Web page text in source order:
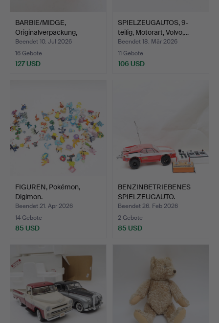
BARBIE/MIDGE,
Originalverpackung,
gestempe…
Beendet 10. Jul 2026
16 Gebote
127 USD
SPIELZEUGAUTOS, 9-
teilig, Motorart, Volvo,…
Beendet 18. Mär 2026
11 Gebote
106 USD
FIGUREN, Pokémon,
Digimon.
Beendet 21. Apr 2026
14 Gebote
85 USD
BENZINBETRIEBENES
SPIELZEUGAUTO.
Beendet 26. Feb 2026
2 Gebote
85 USD